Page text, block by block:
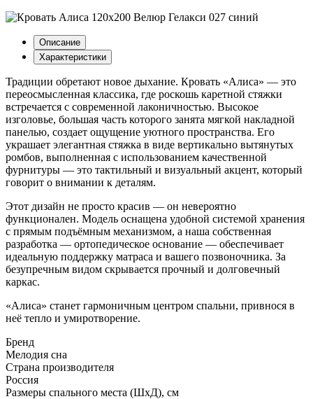
Описание
Характеристики
Традиции обретают новое дыхание. Кровать «Алиса» — это
переосмысленная классика, где роскошь каретной стяжки
встречается с современной лаконичностью. Высокое
изголовье, большая часть которого занята мягкой накладной
панелью, создает ощущение уютного пространства. Его
украшает элегантная стяжка в виде вертикально вытянутых
ромбов, выполненная с использованием качественной
фурнитуры — это тактильный и визуальный акцент, который
говорит о внимании к деталям.
Этот дизайн не просто красив — он невероятно
функционален. Модель оснащена удобной системой хранения
с прямым подъёмным механизмом, а наша собственная
разработка — ортопедическое основание — обеспечивает
идеальную поддержку матраса и вашего позвоночника. За
безупречным видом скрывается прочный и долговечный
каркас.
«Алиса» станет гармоничным центром спальни, привнося в
неё тепло и умиротворение.
Бренд
Мелодия сна
Страна производителя
Россия
Размеры спального места (ШхД), см